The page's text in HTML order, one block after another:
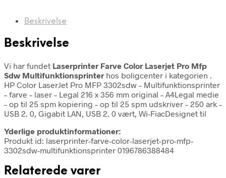
Beskrivelse
Beskrivelse
Vi har fundet Laserprinter Farve Color Laserjet Pro Mfp
Sdw Multifunktionsprinter hos boligcenter i kategorien .
HP Color LaserJet Pro MFP 3302sdw – Multifunktionsprinter
– farve – laser – Legal 216 x 356 mm original – A4Legal medie
– op til 25 spm kopiering – op til 25 spm udskriver – 250 ark –
USB 2. 0, Gigabit LAN, USB 2. 0 vært, Wi-FiacDesignet til
Yderlige produktinformationer:
Produkt id: laserprinter-farve-color-laserjet-pro-mfp-
3302sdw-multifunktionsprinter 0196786388484
Relaterede varer